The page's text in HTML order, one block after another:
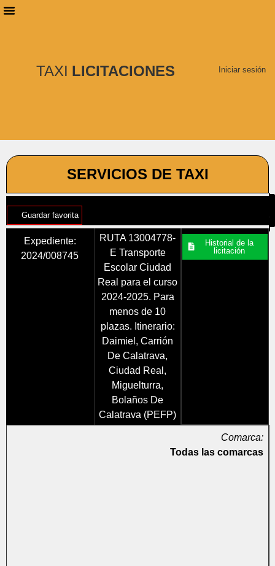
TAXI LICITACIONES Iniciar sesión
SERVICIOS DE TAXI
Guardar favorita
Expediente:
2024/008745
RUTA 13004778-
E Transporte
Escolar Ciudad
Real para el curso
2024-2025. Para
menos de 10
plazas. Itinerario:
Daimiel, Carrión
De Calatrava,
Ciudad Real,
Miguelturra,
Bolaños De
Calatrava (PEFP)
Historial de la
licitación
Comarca:
Todas las comarcas